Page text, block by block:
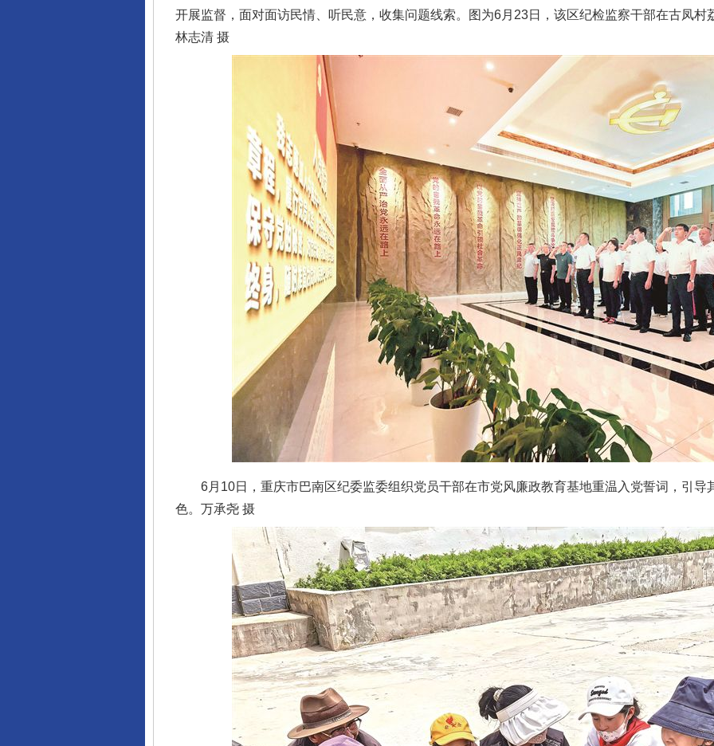
开展监督，面对面访民情、听民意，收集问题线索。图为6月23日，该区纪检监察干部在古凤村
林志清 摄
6月10日，重庆市巴南区纪委监委组织党员干部在市党风廉政教育基地重温入党誓词，引导
色。万承尧 摄